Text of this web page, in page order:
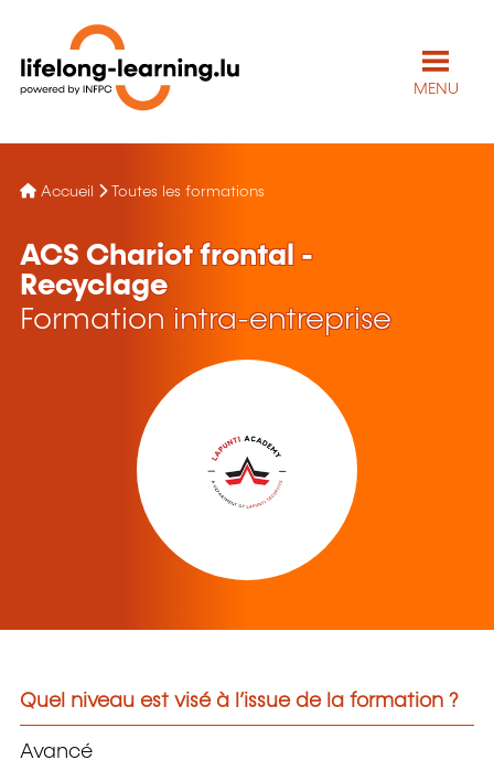
MENU
Accueil Toutes les formations
ACS Chariot frontal -
Recyclage
Formation intra-entreprise
Quel niveau est visé à l’issue de la formation ?
Avancé